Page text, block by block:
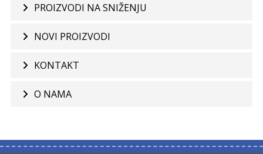
PROIZVODI NA SNIŽENJU
NOVI PROIZVODI
KONTAKT
O NAMA